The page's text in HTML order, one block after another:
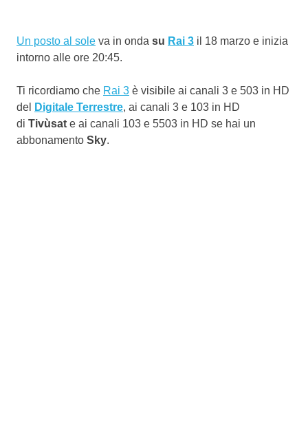
Un posto al sole va in onda su Rai 3 il 18 marzo e inizia
intorno alle ore 20:45.
Ti ricordiamo che Rai 3 è visibile ai canali 3 e 503 in HD
del
Digitale Terrestre, ai canali 3 e 103 in HD
di Tivùsat e ai canali 103 e 5503 in HD se hai un
abbonamento Sky.